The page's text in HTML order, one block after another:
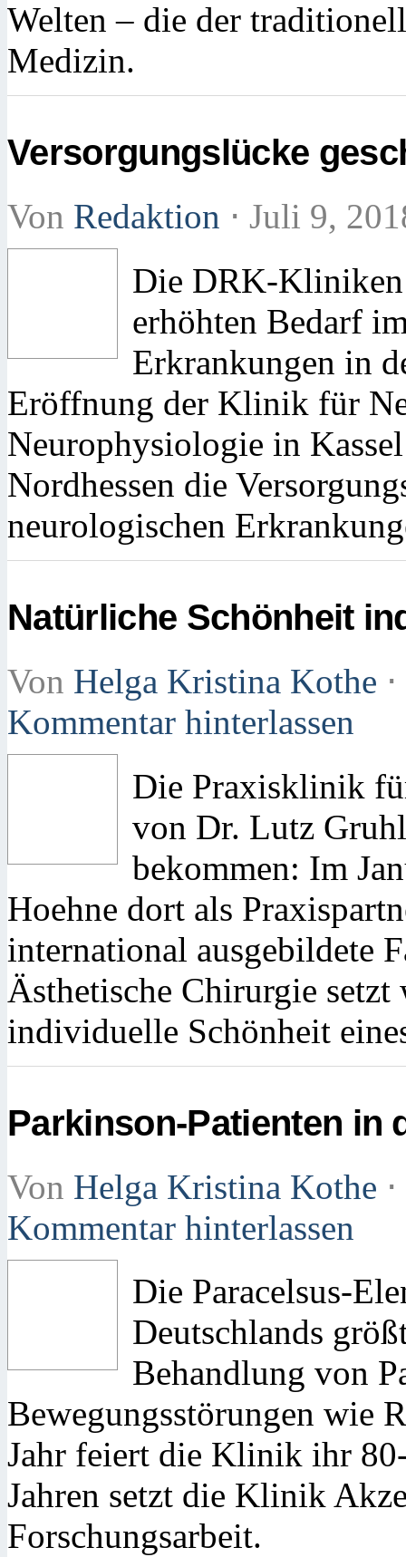
Welten – die der
Medizin.
Versorgungslücke
Von Redaktion ⋅ Juli 9,
Die DRK-Kliniken
erhöhten Bedarf
Erkrankungen in
Eröffnung der Klinik für
Neurophysiologie in
Nordhessen die
neurologischen
Natürliche Schönheit
Von Helga Kristina Kothe ⋅
Kommentar hinterlassen
Die Praxisklinik
von Dr. Lutz
bekommen: Im
Hoehne dort als
international ausgebildete
Ästhetische Chirurgie
individuelle Schönheit
Parkinson-Patienten in
Von Helga Kristina Kothe ⋅
Kommentar hinterlassen
Die Paracelsus-
Deutschlands
Behandlung von
Bewegungsstörungen wie
Jahr feiert die Klinik ihr
Jahren setzt die Klinik
Forschungsarbeit.